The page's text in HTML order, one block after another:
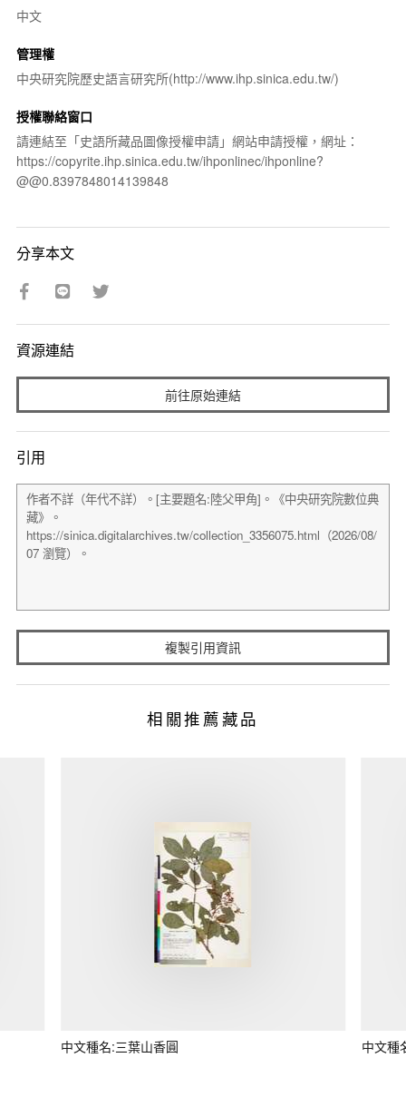
中文
管理權
中央研究院歷史語言研究所(http://www.ihp.sinica.edu.tw/)
授權聯絡窗口
請連結至「史語所藏品圖像授權申請」網站申請授權，網址：
https://copyrite.ihp.sinica.edu.tw/ihponlinec/ihponline?
@@0.8397848014139848
分享本文
資源連結
前往原始連結
引用
複製引用資訊
相關推薦藏品
中文種名:三葉山香圓 中文種